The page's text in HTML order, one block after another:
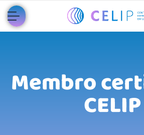
Membro
CELIP